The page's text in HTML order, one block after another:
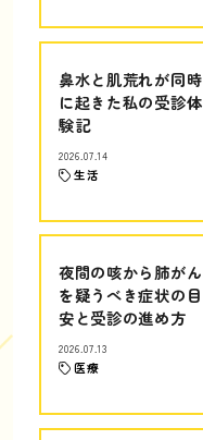
鼻水と肌荒れが同時
に起きた私の受診体
験記
2026.07.14
生活
夜間の咳から肺がん
を疑うべき症状の目
安と受診の進め方
2026.07.13
医療